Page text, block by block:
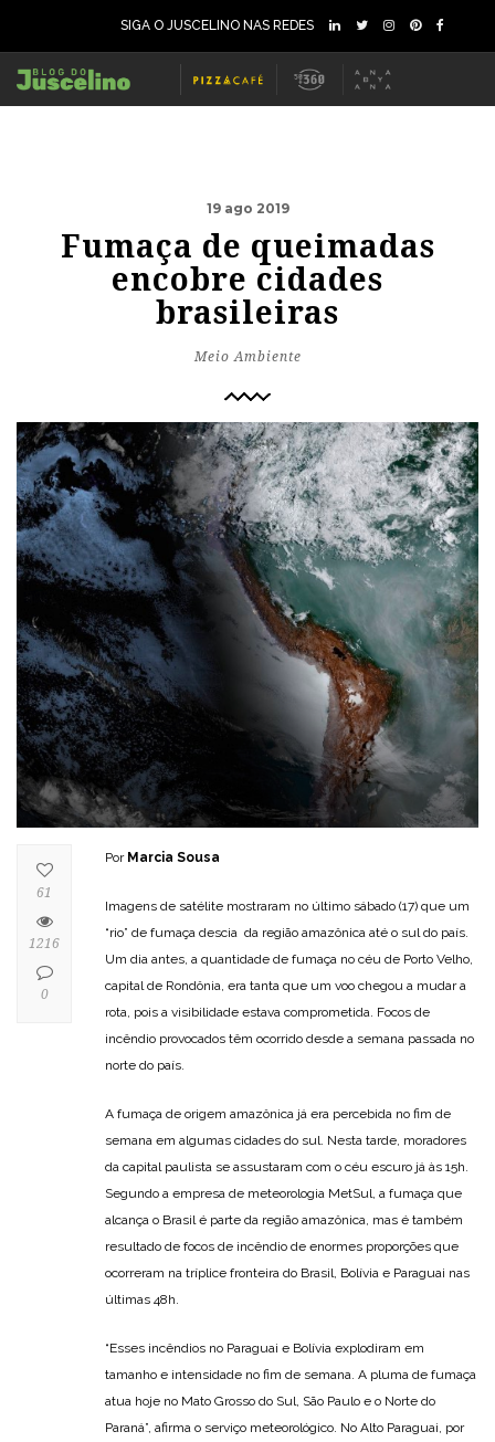
SIGA O JUSCELINO NAS REDES
19 ago 2019
Fumaça de queimadas
encobre cidades
brasileiras
Meio Ambiente
Por Marcia Sousa
Imagens de satélite mostraram no último sábado (17) que um
“rio” de fumaça descia da região amazônica até o sul do país.
Um dia antes, a quantidade de fumaça no céu de Porto Velho,
capital de Rondônia, era tanta que um voo chegou a mudar a
rota, pois a visibilidade estava comprometida. Focos de
incêndio provocados têm ocorrido desde a semana passada no
norte do país.
A fumaça de origem amazônica já era percebida no fim de
semana em algumas cidades do sul. Nesta tarde, moradores
da capital paulista se assustaram com o céu escuro já às 15h.
Segundo a empresa de meteorologia MetSul, a fumaça que
alcança o Brasil é parte da região amazônica, mas é também
resultado de focos de incêndio de enormes proporções que
ocorreram na tríplice fronteira do Brasil, Bolívia e Paraguai nas
últimas 48h.
“Esses incêndios no Paraguai e Bolívia explodiram em
tamanho e intensidade no fim de semana. A pluma de fumaça
atua hoje no Mato Grosso do Sul, São Paulo e o Norte do
Paraná”, afirma o serviço meteorológico. No Alto Paraguai, por
61
1216
0